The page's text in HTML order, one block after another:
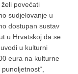
povećati
sudjelovanje u
dostupan sustav
u Hrvatskoj da se
u kulturni
eura na kulturne